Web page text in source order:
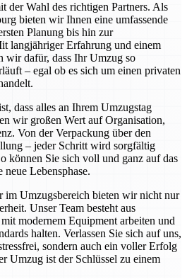
der Wahl des richtigen Partners. Als
bieten wir Ihnen eine umfassende
Planung bis hin zur
langjähriger Erfahrung und einem
wir dafür, dass Ihr Umzug so
– egal ob es sich um einen privaten
dass alles an Ihrem Umzugstag
wir großen Wert auf Organisation,
Von der Verpackung über den
– jeder Schritt wird sorgfältig
können Sie sich voll und ganz auf das
Lebensphase.
im Umzugsbereich bieten wir nicht nur
Unser Team besteht aus
modernem Equipment arbeiten und
halten. Verlassen Sie sich auf uns,
sondern auch ein voller Erfolg
Umzug ist der Schlüssel zu einem